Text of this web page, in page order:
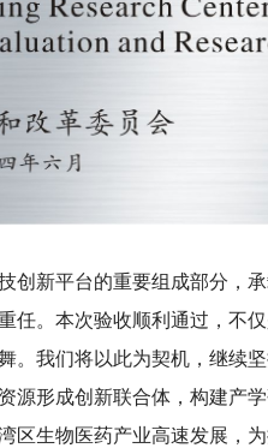
新平台的重要组成部分，承
任。本次验收顺利通过，不
。我们将以此为契机，继续
源形成创新联合体，构建产
区生物医药产业高速发展，